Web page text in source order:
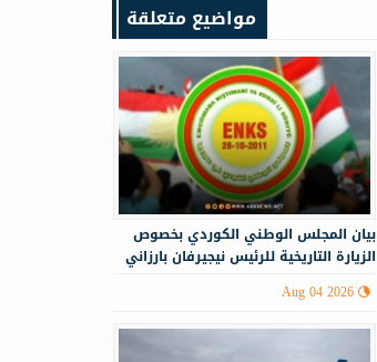
مواضيع متعلقة
‏‏بيان المجلس الوطني الكوردي بخصوص
الزيارة التاريخية للرئيس نيجيرفان بارزاني
إلى سوريا
Aug 04 2026